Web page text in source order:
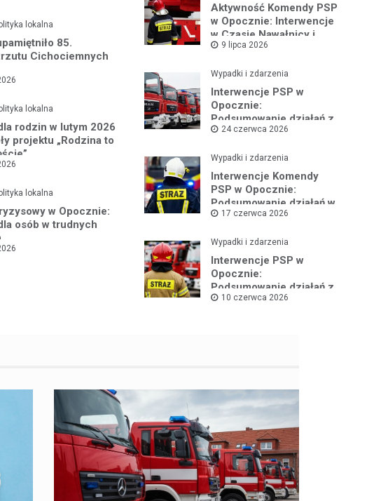
lokalna
85.
Cichociemnych
lokalna
rodzin w lutym 2026
projektu „Rodzina to
lokalna
w Opocznie:
osób w trudnych
Aktywność Komendy PSP
w Opocznie: Interwencje
w Czasie Nawałnicy i
Pożarów
9 lipca 2026
Wypadki i zdarzenia
Interwencje PSP w
Opocznie:
Podsumowanie działań z
czerwca 2026 roku
24 czerwca 2026
Wypadki i zdarzenia
Interwencje Komendy
PSP w Opocznie:
Podsumowanie działań w
czerwcu 2026
17 czerwca 2026
Wypadki i zdarzenia
Interwencje PSP w
Opocznie:
Podsumowanie działań z
pierwszej połowy
10 czerwca 2026